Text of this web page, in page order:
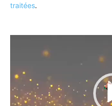
traitées.